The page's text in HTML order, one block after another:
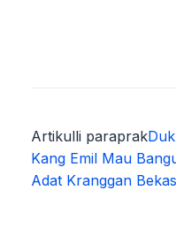
Artikulli paraprak
Kang Emil Mau
Adat Kranggan